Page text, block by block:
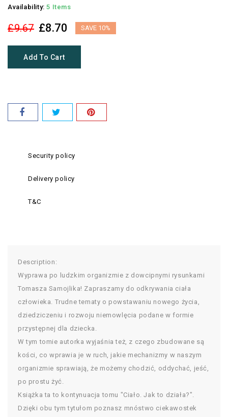
Availability: 5 Items
£9.67 £8.70 SAVE 10%
Add To Cart
Security policy
Delivery policy
T&C
Description:
Wyprawa po ludzkim organizmie z dowcipnymi rysunkami
Tomasza Samojlika! Zapraszamy do odkrywania ciała
człowieka. Trudne tematy o powstawaniu nowego życia,
dziedziczeniu i rozwoju niemowlęcia podane w formie
przystępnej dla dziecka.
W tym tomie autorka wyjaśnia też, z czego zbudowane są
kości, co wprawia je w ruch, jakie mechanizmy w naszym
organizmie sprawiają, że możemy chodzić, oddychać, jeść,
po prostu żyć.
Książka ta to kontynuacja tomu "Ciało. Jak to działa?".
Dzięki obu tym tytułom poznasz mnóstwo ciekawostek